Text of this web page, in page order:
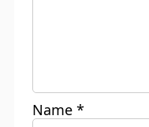
Name *